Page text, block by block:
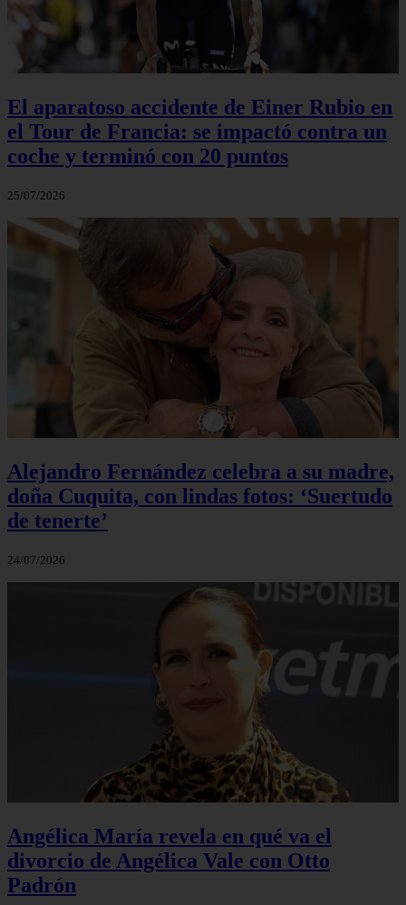
El aparatoso accidente de Einer Rubio en
el Tour de Francia: se impactó contra un
coche y terminó con 20 puntos
25/07/2026
Alejandro Fernández celebra a su madre,
doña Cuquita, con lindas fotos: ‘Suertudo
de tenerte’
24/07/2026
Angélica María revela en qué va el
divorcio de Angélica Vale con Otto
Padrón